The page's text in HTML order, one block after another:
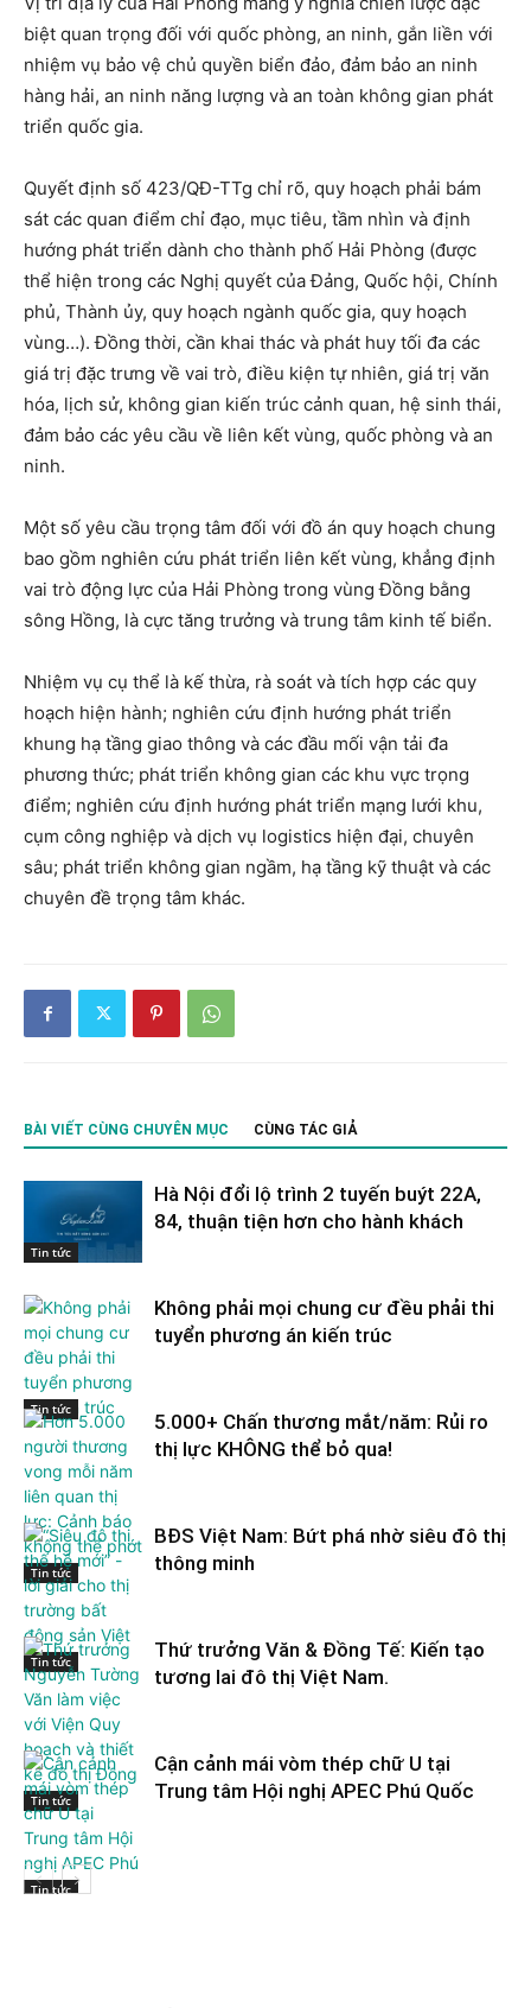
biệt quan trọng đối với quốc phòng, an ninh, gắn liền với
nhiệm vụ bảo vệ chủ quyền biển đảo, đảm bảo an ninh
hàng hải, an ninh năng lượng và an toàn không gian phát
triển quốc gia.
Quyết định số 423/QĐ-TTg chỉ rõ, quy hoạch phải bám
sát các quan điểm chỉ đạo, mục tiêu, tầm nhìn và định
hướng phát triển dành cho thành phố Hải Phòng (được
thể hiện trong các Nghị quyết của Đảng, Quốc hội, Chính
phủ, Thành ủy, quy hoạch ngành quốc gia, quy hoạch
vùng…). Đồng thời, cần khai thác và phát huy tối đa các
giá trị đặc trưng về vai trò, điều kiện tự nhiên, giá trị văn
hóa, lịch sử, không gian kiến trúc cảnh quan, hệ sinh thái,
đảm bảo các yêu cầu về liên kết vùng, quốc phòng và an
ninh.
Một số yêu cầu trọng tâm đối với đồ án quy hoạch chung
bao gồm nghiên cứu phát triển liên kết vùng, khẳng định
vai trò động lực của Hải Phòng trong vùng Đồng bằng
sông Hồng, là cực tăng trưởng và trung tâm kinh tế biển.
Nhiệm vụ cụ thể là kế thừa, rà soát và tích hợp các quy
hoạch hiện hành; nghiên cứu định hướng phát triển
khung hạ tầng giao thông và các đầu mối vận tải đa
phương thức; phát triển không gian các khu vực trọng
điểm; nghiên cứu định hướng phát triển mạng lưới khu,
cụm công nghiệp và dịch vụ logistics hiện đại, chuyên
sâu; phát triển không gian ngầm, hạ tầng kỹ thuật và các
chuyên đề trọng tâm khác.
BÀI VIẾT CÙNG CHUYÊN MỤC CÙNG TÁC GIẢ
Tin tức
Hà Nội đổi lộ trình 2 tuyến buýt 22A,
84, thuận tiện hơn cho hành khách
Tin tức
Không phải mọi chung cư đều phải thi
tuyển phương án kiến trúc
Tin tức
5.000+ Chấn thương mắt/năm: Rủi ro
thị lực KHÔNG thể bỏ qua!
Tin tức
BĐS Việt Nam: Bứt phá nhờ siêu đô thị
thông minh
Tin tức
Thứ trưởng Văn & Đồng Tế: Kiến tạo
tương lai đô thị Việt Nam.
Tin tức
Cận cảnh mái vòm thép chữ U tại
Trung tâm Hội nghị APEC Phú Quốc